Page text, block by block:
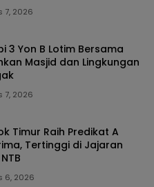
7, 2026
3 Yon B Lotim Bersama
Masjid dan Lingkungan
7, 2026
Timur Raih Predikat A
Tertinggi di Jajaran
6, 2026